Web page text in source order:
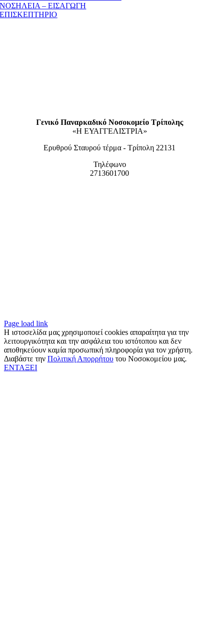
ΝΟΣΗΛΕΙΑ – ΕΙΣΑΓΩΓΗ
ΕΠΙΣΚΕΠΤΗΡΙΟ
Γενικό Παναρκαδικό Νοσοκομείο Τρίπολης
«Η ΕΥΑΓΓΕΛΙΣΤΡΙΑ»
Ερυθρού Σταυρού τέρμα - Τρίπολη 22131
Τηλέφωνο
2713601700
Page load link
Η ιστοσελίδα μας χρησιμοποιεί cookies απαραίτητα για την
λειτουργικότητα και την ασφάλεια του ιστότοπου και δεν
αποθηκεύουν καμία προσωπική πληροφορία για τον χρήστη.
Διαβάστε την Πολιτική Απορρήτου του Νοσοκομείου μας.
ΕΝΤΑΞΕΙ